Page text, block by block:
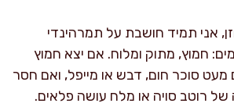
אני תמיד חושבת על תמרהינדי
חמוץ, מתוק ומלוח. אם יצא חמוץ
סוכר חום, דבש או מייפל, ואם חסר
רוטב סויה או מלח עושה פלאים.